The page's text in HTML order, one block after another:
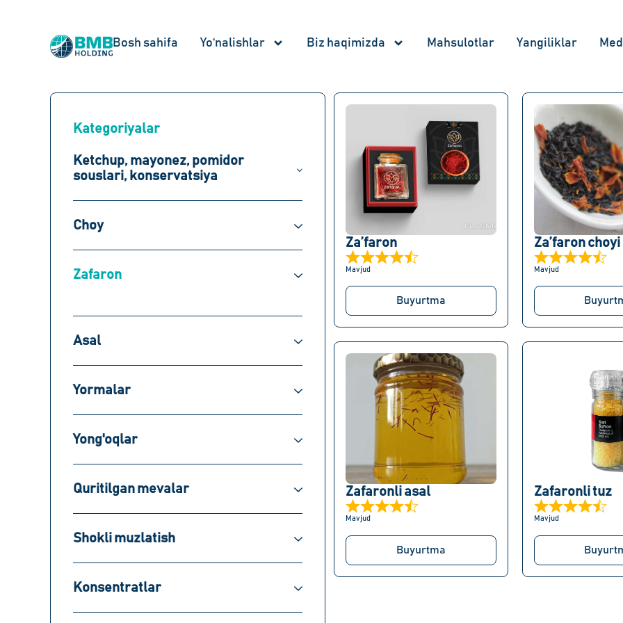
Bosh sahifa Yo‘nalishlar Biz haqimizda Mahsulotlar Yangiliklar
Kategoriyalar
Ketchup, mayonez, pomidor
souslari, konservatsiya
Choy
Zafaron
Asal
Yormalar
Yong'oqlar
Quritilgan mevalar
Shokli muzlatish
Konsentratlar
Za’faron
Mavjud
Buyurtma
Mavjud
Zafaronli asal
Mavjud
Buyurtma
Zafaronli tuz
Mavjud